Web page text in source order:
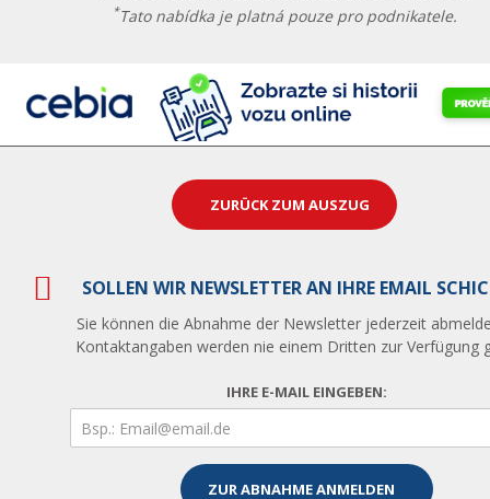
*Tato nabídka je platná pouze pro podnikatele.
ZURÜCK ZUM AUSZUG
SOLLEN WIR NEWSLETTER AN IHRE EMAIL
Sie können die Abnahme der Newsletter jederzeit
Kontaktangaben werden nie einem Dritten zur Verfügung
IHRE E-MAIL EINGEBEN: